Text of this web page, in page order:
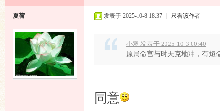
夏荷 发表于 2025-10-8 18:37 只看该作者
小寒 发表于 2025-10-3 00:40
原局命宫与时天克地冲，有短
同意